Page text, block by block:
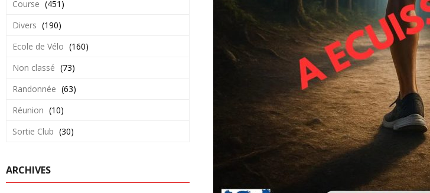
Course (451)
Divers (190)
Ecole de Vélo (160)
Non classé (73)
Randonnée (63)
Réunion (10)
Sortie Club (30)
ARCHIVES